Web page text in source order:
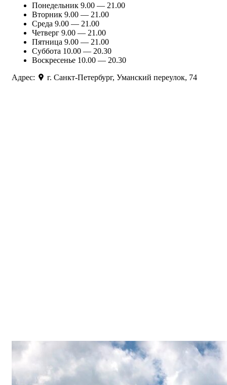
Понедельник 9.00 — 21.00
Вторник 9.00 — 21.00
Среда 9.00 — 21.00
Четверг 9.00 — 21.00
Пятница 9.00 — 21.00
Суббота 10.00 — 20.30
Воскресенье 10.00 — 20.30
Адрес:
г. Санкт-Петербург, Уманский переулок, 74